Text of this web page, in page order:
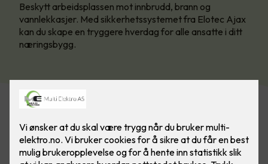
Beskytt arbeidsplassen mot innbrudd, brann og
vannlekkasjer. Med sikkerhetssystemet fra Elotec Ajax
kan du skape en tryggere hverdag for alle ansatte i ditt
næringsbygg.